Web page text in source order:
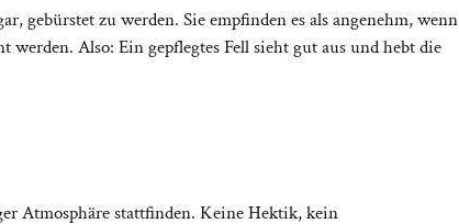
gebürstet zu werden. Sie empfinden es als angenehm, wenn
werden. Also: Ein gepflegtes Fell sieht gut aus und hebt die
Atmosphäre stattfinden. Keine Hektik, kein